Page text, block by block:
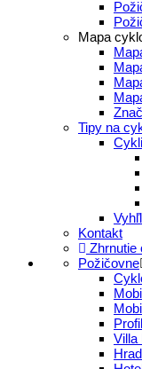
Mapa
Tipy na
Kontakt
Zhrnutie
Požičovne
Villa